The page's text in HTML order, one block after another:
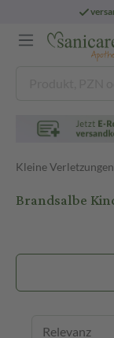
Kleine
Brandsalbe